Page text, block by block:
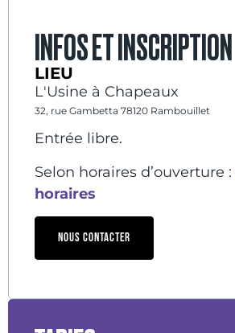
INFOS ET INSCRIPTION
LIEU
L'Usine à Chapeaux
32, rue Gambetta 78120 Rambouillet
Entrée libre.
Selon horaires d’ouverture :
horaires
NOUS CONTACTER